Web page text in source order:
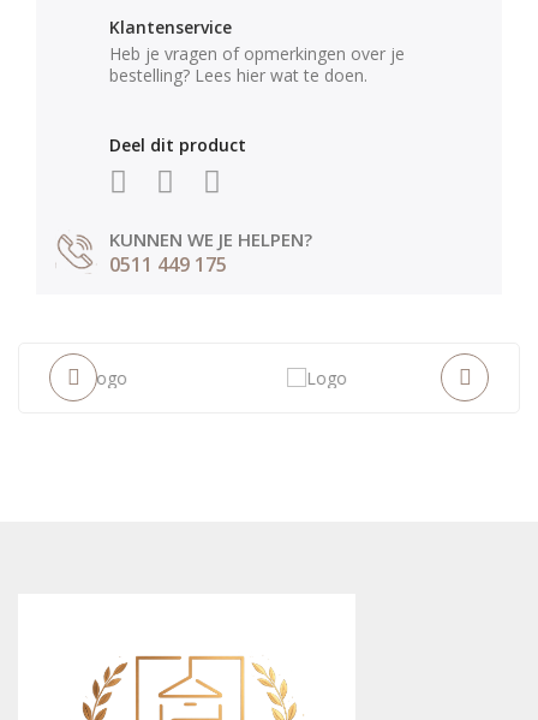
Klantenservice
Heb je vragen of opmerkingen over je
bestelling? Lees hier wat te doen.
Deel dit product
KUNNEN WE JE HELPEN?
0511 449 175